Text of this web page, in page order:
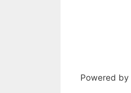
Powered by